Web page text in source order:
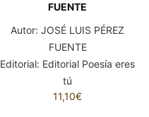
FUENTE
Autor: JOSÉ LUIS PÉREZ
FUENTE
Editorial: Editorial Poesía eres
tú
11,10€